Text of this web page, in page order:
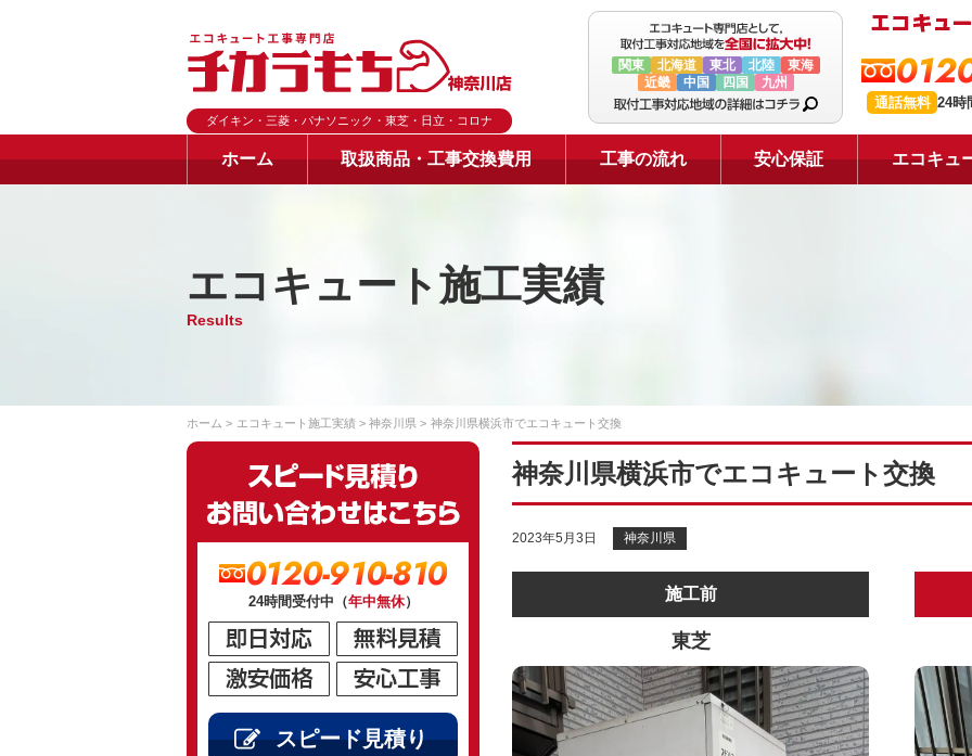
ダイキン・三菱・パナソニック・東芝・日立・コロナ
関東 北海道 東北 北陸
東海
近畿
中国 四国 九州
通話無料 24時
ホーム 取扱商品・工事交換費用 工事の流れ 安心保証 エコキュ
エコキュート施工実績
Results
ホーム エコキュート施工実績 神奈川県 神奈川県横浜市でエコキュート交換
神奈川県横浜市でエコキュート交換
2023年5月3日 神奈川県
施工前
東芝
0120-910-810
24時間受付中（年中無休）
スピード見積り